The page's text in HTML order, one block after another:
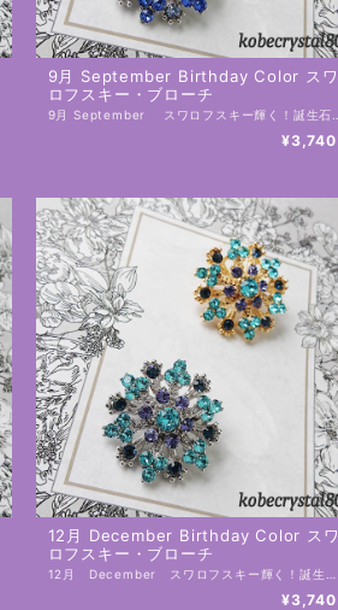
9月 September Birthday Color スワ
ロフスキー・ブローチ
¥3,740
12月 December Birthday Color スワ
ロフスキー・ブローチ
¥3,740